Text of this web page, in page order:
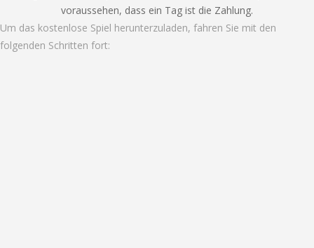
voraussehen, dass ein Tag ist die Zahlung.
Um das kostenlose Spiel herunterzuladen, fahren Sie mit den
folgenden Schritten fort: